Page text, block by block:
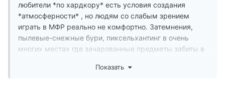
любители *по хардкору* есть условия создания
*атмосферности* , но людям со слабым зрением
играть в МФР реально не комфортно. Затемнения,
пылевые-снежные бури, пиксельхантинг в очень
многих местах где зачарованные предметы забиты в
начинают *орать* - хватит! Может можно как то
Показать